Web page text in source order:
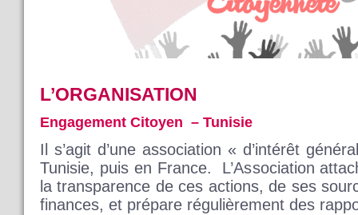
L’ORGANISATION
Engagement Citoyen – Tunisie
Il s’agit d’une association « d’intérêt
Tunisie, puis en France. L’Association
la transparence de ces actions, de ses
finances, et prépare régulièrement des